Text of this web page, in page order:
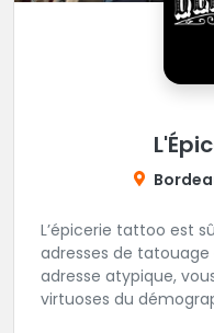
L’épicerie tattoo est
adresses de tatouage
adresse atypique,
virtuoses du